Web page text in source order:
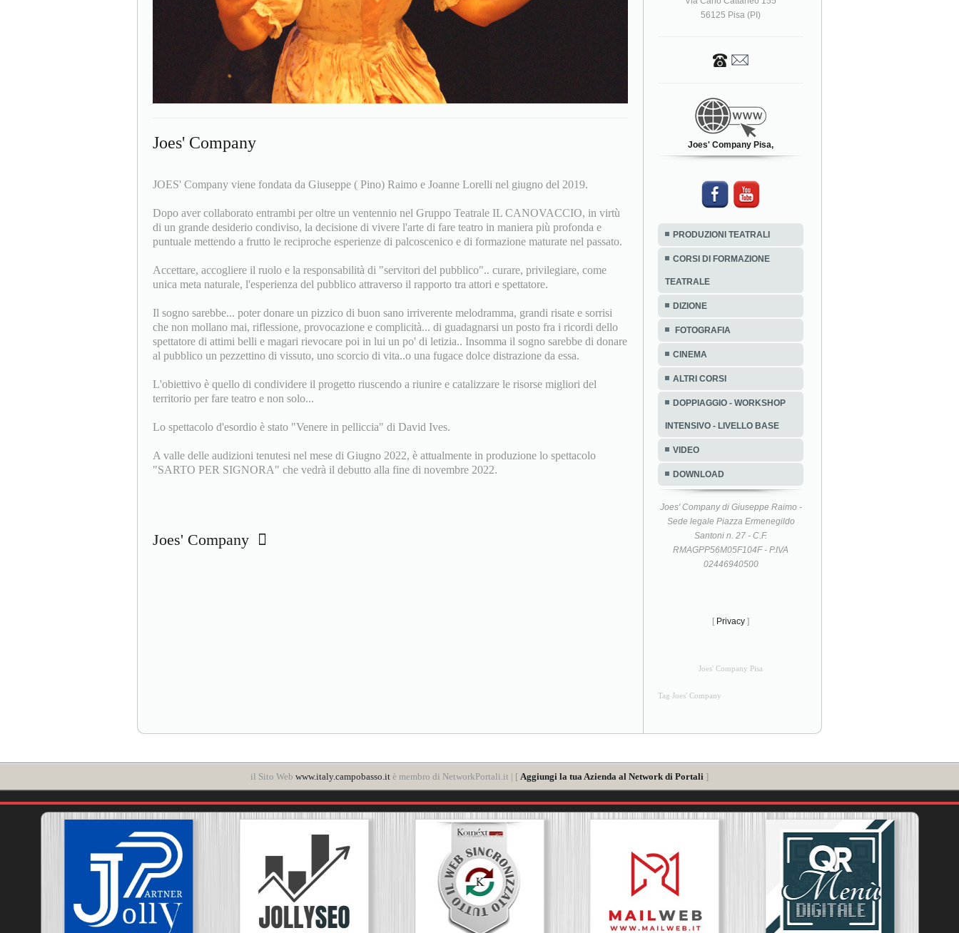
Joes' Company
JOES' Company viene fondata da Giuseppe ( Pino) Raimo e Joanne Lorelli nel giugno del 2019.
Dopo aver collaborato entrambi per oltre un ventennio nel Gruppo Teatrale IL CANOVACCIO, in virtù
di un grande desiderio condiviso, la decisione di vivere l'arte di fare teatro in maniera più profonda e
puntuale mettendo a frutto le reciproche esperienze di palcoscenico e di formazione maturate nel passato.
Accettare, accogliere il ruolo e la responsabilità di "servitori del pubblico".. curare, privilegiare, come
unica meta naturale, l'esperienza del pubblico attraverso il rapporto tra attori e spettatore.
Il sogno sarebbe... poter donare un pizzico di buon sano irriverente melodramma, grandi risate e sorrisi
che non mollano mai, riflessione, provocazione e complicità... di guadagnarsi un posto fra i ricordi dello
spettatore di attimi belli e magari rievocare poi in lui un po' di letizia.. Insomma il sogno sarebbe di donare
al pubblico un pezzettino di vissuto, uno scorcio di vita..o una fugace dolce distrazione da essa.
L'obiettivo è quello di condividere il progetto riuscendo a riunire e catalizzare le risorse migliori del
territorio per fare teatro e non solo...
Lo spettacolo d'esordio è stato "Venere in pelliccia" di David Ives.
A valle delle audizioni tenutesi nel mese di Giugno 2022, è attualmente in produzione lo spettacolo
"SARTO PER SIGNORA" che vedrà il debutto alla fine di novembre 2022.
Joes' Company
56125 Pisa (PI)
Joes' Company Pisa,
PRODUZIONI TEATRALI
CORSI DI FORMAZIONE
TEATRALE
DIZIONE
FOTOGRAFIA
CINEMA
ALTRI CORSI
DOPPIAGGIO - WORKSHOP
INTENSIVO - LIVELLO BASE
VIDEO
DOWNLOAD
Joes' Company di Giuseppe Raimo -
Sede legale Piazza Ermenegildo
Santoni n. 27 - C.F.
RMAGPP56M05F104F - P.IVA
02446940500
[ Privacy ]
Joes' Company Pisa
Tag Joes' Company
il Sito Web www.italy.campobasso.it è membro di NetworkPortali.it | [ Aggiungi la tua Azienda al Network di Portali ]